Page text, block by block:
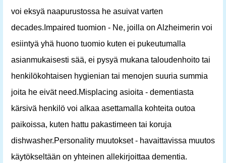
voi eksyä naapurustossa he asuivat varten
decades.Impaired tuomion - Ne, joilla on Alzheimerin voi
esiintyä yhä huono tuomio kuten ei pukeutumalla
asianmukaisesti sää, ei pysyä mukana taloudenhoito tai
henkilökohtaisen hygienian tai menojen suuria summia
joita he eivät need.Misplacing asioita - dementiasta
kärsivä henkilö voi alkaa asettamalla kohteita outoa
paikoissa, kuten hattu pakastimeen tai koruja
dishwasher.Personality muutokset - havaittavissa muutos
käytökseltään on yhteinen allekirjoittaa dementia.